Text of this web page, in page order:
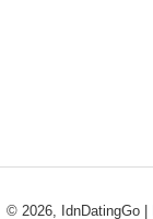
© 2026, IdnDatingGo |